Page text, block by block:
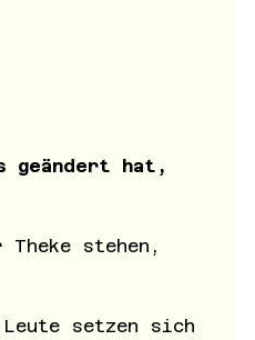
geändert hat,
Theke stehen,
setzen sich